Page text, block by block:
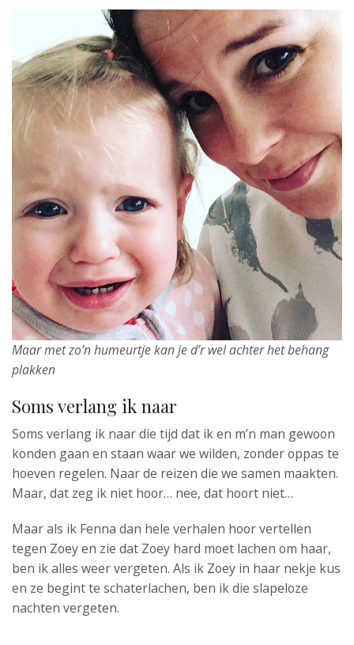
Maar met zo’n humeurtje kan je d’r wel achter het behang
plakken
Soms verlang ik naar
Soms verlang ik naar die tijd dat ik en m’n man gewoon
konden gaan en staan waar we wilden, zonder oppas te
hoeven regelen. Naar de reizen die we samen maakten.
Maar, dat zeg ik niet hoor… nee, dat hoort niet…
Maar als ik Fenna dan hele verhalen hoor vertellen
tegen Zoey en zie dat Zoey hard moet lachen om haar,
ben ik alles weer vergeten. Als ik Zoey in haar nekje kus
en ze begint te schaterlachen, ben ik die slapeloze
nachten vergeten.